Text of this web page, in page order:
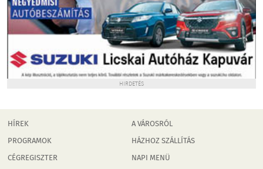
HIRDETÉS
HÍREK
PROGRAMOK
CÉGREGISZTER
A VÁROSRÓL
HÁZHOZ SZÁLLÍTÁS
NAPI MENÜ